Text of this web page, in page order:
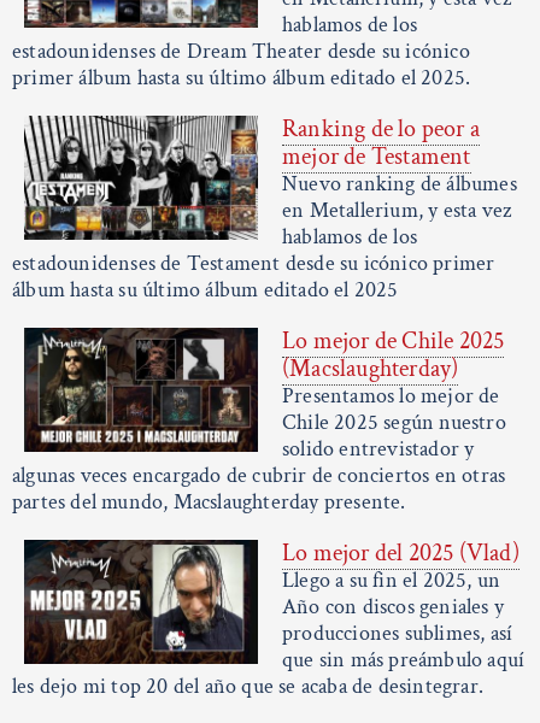
hablamos de los
estadounidenses de Dream Theater desde su icónico
primer álbum hasta su último álbum editado el 2025.
Ranking de lo peor a
mejor de Testament
Nuevo ranking de álbumes
en Metallerium, y esta vez
hablamos de los
estadounidenses de Testament desde su icónico primer
álbum hasta su último álbum editado el 2025
Lo mejor de Chile 2025
(Macslaughterday)
Presentamos lo mejor de
Chile 2025 según nuestro
solido entrevistador y
algunas veces encargado de cubrir de conciertos en otras
partes del mundo, Macslaughterday presente.
Lo mejor del 2025 (Vlad)
Llego a su fin el 2025, un
Año con discos geniales y
producciones sublimes, así
que sin más preámbulo aquí
les dejo mi top 20 del año que se acaba de desintegrar.